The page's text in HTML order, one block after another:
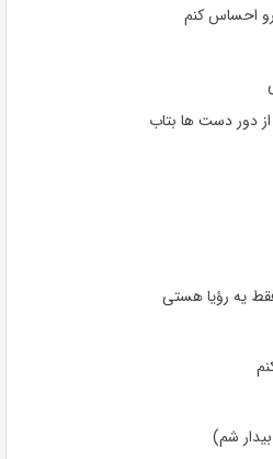
احساس کنم
دور دست ها بتاب
یه رؤیا هستی
شم)